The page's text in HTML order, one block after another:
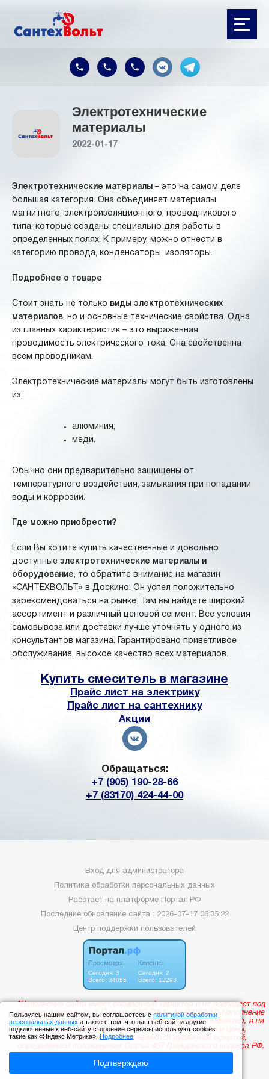
Пользуясь нашим сайтом, вы соглашаетесь с политикой обработки
персональных данных а также с тем, что наш веб-сайт и другие
подключенные к веб-сайту сторонние сервисы используют cookies
такие как «Яндекс Метрика». Подробнее
Подтверждаю
Электротехнические
материалы
2022-01-17
Электротехнические материалы – это на самом деле
большая категория. Она объединяет материалы
магнитного, электроизоляционного, проводникового
типа, которые созданы специально для работы в
определенных полях. К примеру, можно отнести в
категорию провода, конденсаторы, изоляторы.
Подробнее о товаре
Стоит знать не только виды электротехнических
материалов, но и основные технические свойства. Одна
из главных характеристик – это выраженная
проводимость электрического тока. Она свойственна
всем проводникам.
Электротехнические материалы могут быть изготовлены
из:
алюминия;
меди.
Обычно они предварительно защищены от
температурного воздействия, замыкания при попадании
воды и коррозии.
Где можно приобрести?
Если Вы хотите купить качественные и довольно
доступные электротехнические материалы и
оборудование, то обратите внимание на магазин
«САНТЕХВОЛЬТ» в Доскино. Он успел положительно
зарекомендоваться на рынке. Там вы найдете широкий
ассортимент и различный ценовой сегмент. Все условия
самовывоза или доставки лучше уточнять у одного из
консультантов магазина. Гарантировано приветливое
обслуживание, высокое качество всех материалов.
Купить смеситель в магазине
Прайс лист на электрику
Прайс лист на сантехнику
Акции
Обращаться:
+7 (905) 190-28-66
+7 (83170) 424-44-00
Вход для администратора
Политика обработки персональных данных
Работает на платформе
Портал.РФ
Последние обновление сайта : 2026-07-17 06:35:22
Центр поддержки пользователей